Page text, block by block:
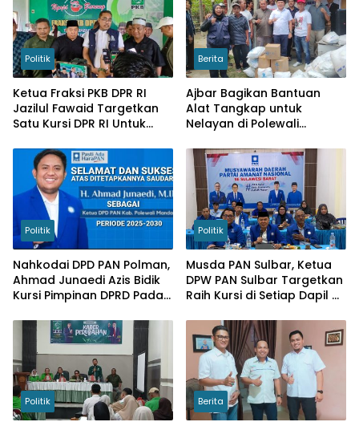
Politik
Ketua Fraksi PKB DPR RI
Jazilul Fawaid Targetkan
Satu Kursi DPR RI Untuk
Berita
Ajbar Bagikan Bantuan
Alat Tangkap untuk
Nelayan di Polewali
Politik
Nahkodai DPD PAN Polman,
Ahmad Junaedi Azis Bidik
Kursi Pimpinan DPRD Pada
Politik
Musda PAN Sulbar, Ketua
DPW PAN Sulbar Targetkan
Raih Kursi di Setiap Dapil di
Politik Berita